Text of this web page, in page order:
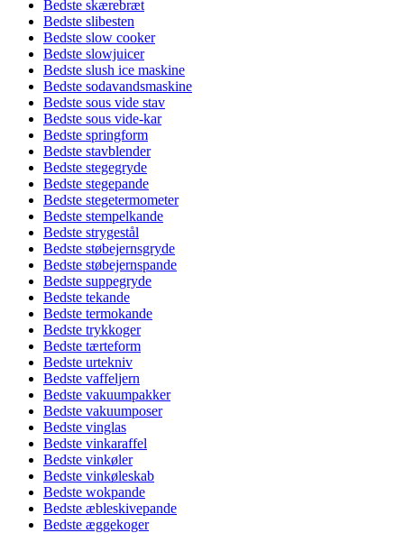
Bedste skærebræt
Bedste slibesten
Bedste slow cooker
Bedste slowjuicer
Bedste slush ice maskine
Bedste sodavandsmaskine
Bedste sous vide stav
Bedste sous vide-kar
Bedste springform
Bedste stavblender
Bedste stegegryde
Bedste stegepande
Bedste stegetermometer
Bedste stempelkande
Bedste strygestål
Bedste støbejernsgryde
Bedste støbejernspande
Bedste suppegryde
Bedste tekande
Bedste termokande
Bedste trykkoger
Bedste tærteform
Bedste urtekniv
Bedste vaffeljern
Bedste vakuumpakker
Bedste vakuumposer
Bedste vinglas
Bedste vinkaraffel
Bedste vinkøler
Bedste vinkøleskab
Bedste wokpande
Bedste æbleskivepande
Bedste æggekoger